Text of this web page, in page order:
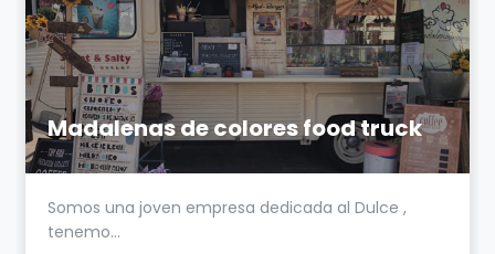
Madalenas de colores food truck
Somos una joven empresa dedicada al Dulce ,
tenemo...